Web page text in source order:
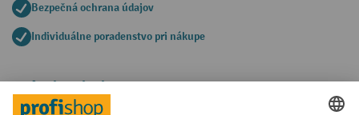
Bezpečná ochrana údajov
Individuálne poradenstvo pri nákupe
Spôsoby platby